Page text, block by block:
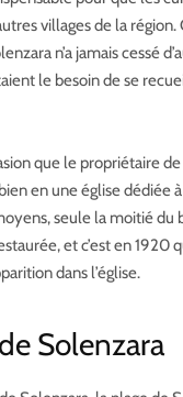
villages de la région.
n’a jamais cessé
le besoin de se
que le propriétaire
en une église dédiée
seule la moitié du
et c’est en 1920
dans l’église.
Solenzara